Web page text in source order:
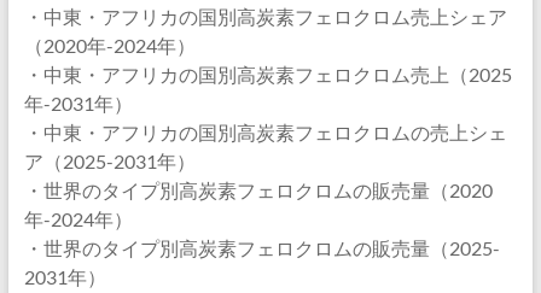
・中東・アフリカの国別高炭素フェロクロム売上シェア
（2020年-2024年）
・中東・アフリカの国別高炭素フェロクロム売上（2025
年-2031年）
・中東・アフリカの国別高炭素フェロクロムの売上シェ
ア（2025-2031年）
・世界のタイプ別高炭素フェロクロムの販売量（2020
年-2024年）
・世界のタイプ別高炭素フェロクロムの販売量（2025-
2031年）